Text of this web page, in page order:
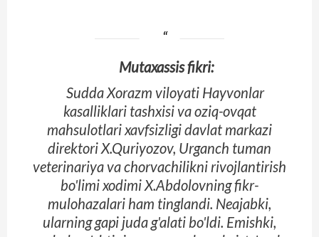
Mutaxassis fikri:
Sudda Xorazm viloyati Hayvonlar
kasalliklari tashxisi va oziq-ovqat
mahsulotlari xavfsizligi davlat markazi
direktori X.Quriyozov, Urganch tuman
veterinariya va chorvachilikni rivojlantirish
bo'limi xodimi X.Abdolovning fikr-
mulohazalari ham tinglandi. Neajabki,
ularning gapi juda g'alati bo'ldi. Emishki,